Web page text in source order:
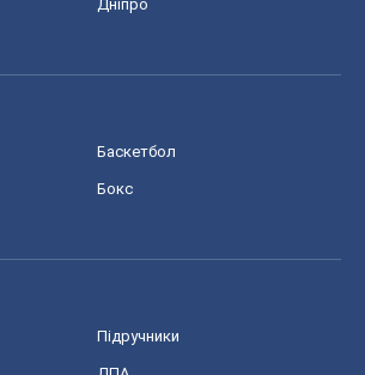
Дніпро
Баскетбол
Бокс
Підручники